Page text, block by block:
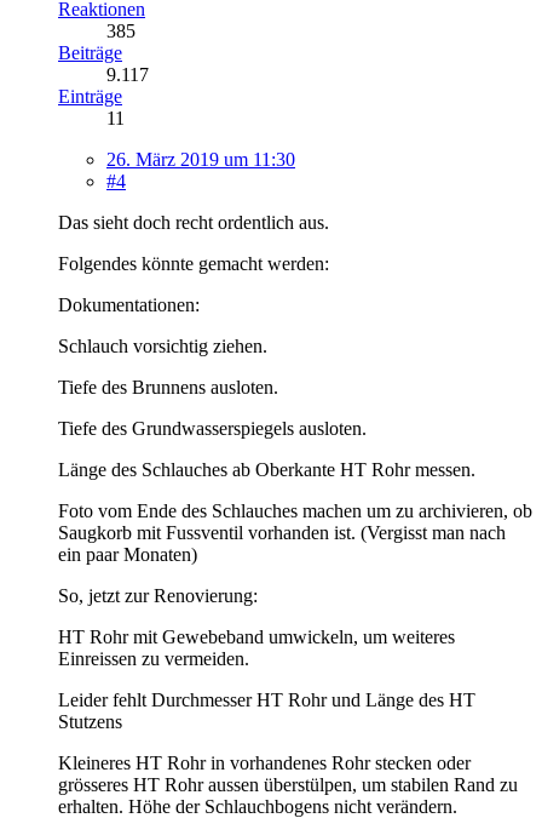
Reaktionen
385
Beiträge
9.117
Einträge
11
26. März 2019 um 11:30
#4
Das sieht doch recht ordentlich aus.
Folgendes könnte gemacht werden:
Dokumentationen:
Schlauch vorsichtig ziehen.
Tiefe des Brunnens ausloten.
Tiefe des Grundwasserspiegels ausloten.
Länge des Schlauches ab Oberkante HT Rohr messen.
Foto vom Ende des Schlauches machen um zu archivieren, ob
Saugkorb mit Fussventil vorhanden ist. (Vergisst man nach
ein paar Monaten)
So, jetzt zur Renovierung:
HT Rohr mit Gewebeband umwickeln, um weiteres
Einreissen zu vermeiden.
Leider fehlt Durchmesser HT Rohr und Länge des HT
Stutzens
Kleineres HT Rohr in vorhandenes Rohr stecken oder
grösseres HT Rohr aussen überstülpen, um stabilen Rand zu
erhalten. Höhe der Schlauchbogens nicht verändern.